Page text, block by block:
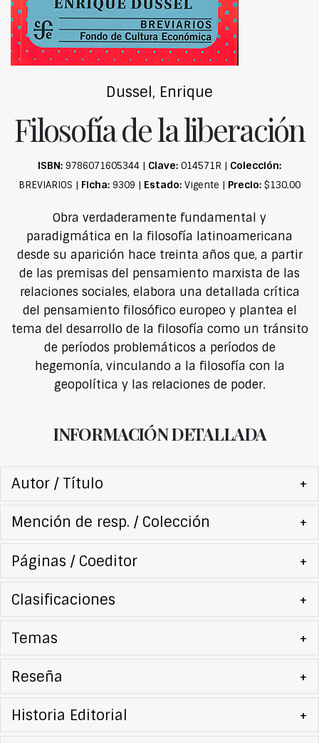
Dussel, Enrique
Filosofía de la liberación
ISBN: 9786071605344 | Clave: 014571R | Colección:
BREVIARIOS | Ficha: 9309 | Estado: Vigente | Precio: $130.00
Obra verdaderamente fundamental y
paradigmática en la filosofía latinoamericana
desde su aparición hace treinta años que, a partir
de las premisas del pensamiento marxista de las
relaciones sociales, elabora una detallada crítica
del pensamiento filosófico europeo y plantea el
tema del desarrollo de la filosofía como un tránsito
de períodos problemáticos a períodos de
hegemonía, vinculando a la filosofía con la
geopolítica y las relaciones de poder.
INFORMACIÓN DETALLADA
Autor / Título +
Mención de resp. / Colección +
Páginas / Coeditor +
Clasificaciones +
Temas +
Reseña +
Historia Editorial +